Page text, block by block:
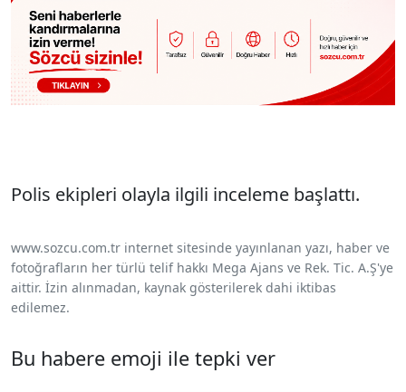
Polis ekipleri olayla ilgili inceleme başlattı.
www.sozcu.com.tr internet sitesinde yayınlanan yazı, haber ve
fotoğrafların her türlü telif hakkı Mega Ajans ve Rek. Tic. A.Ş'ye
aittir. İzin alınmadan, kaynak gösterilerek dahi iktibas
edilemez.
Bu habere emoji ile tepki ver